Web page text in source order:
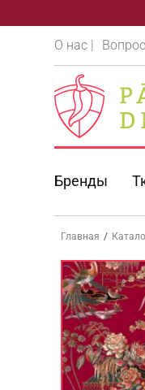
О нас |
Бренды
Главная /